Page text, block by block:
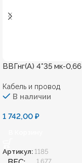
ВВГнг(А) 4*35 мк-0,66
Кабель и провод
В наличии
1 742,00 ₽
Артикул: 1185
1,677